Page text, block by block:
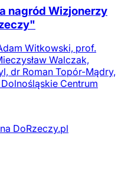
nagród Wizjonerzy
Witkowski, prof.
Walczak,
dr Roman Topór-Mądry,
Centrum
DoRzeczy.pl